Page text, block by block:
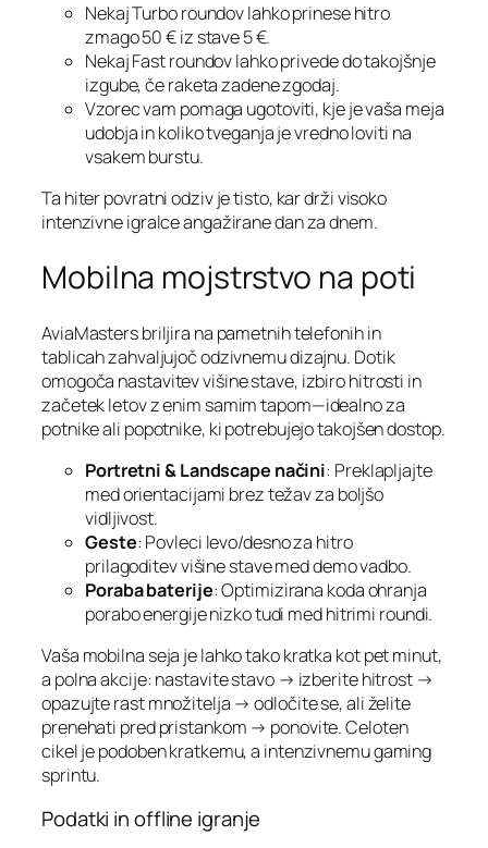
Nekaj Turbo roundov lahko prinese hitro
zmago 50 € iz stave 5 €.
Nekaj Fast roundov lahko privede do takojšnje
izgube, če raketa zadene zgodaj.
Vzorec vam pomaga ugotoviti, kje je vaša meja
udobja in koliko tveganja je vredno loviti na
vsakem burstu.
Ta hiter povratni odziv je tisto, kar drži visoko
intenzivne igralce angažirane dan za dnem.
Mobilna mojstrstvo na poti
AviaMasters briljira na pametnih telefonih in
tablicah zahvaljujoč odzivnemu dizajnu. Dotik
omogoča nastavitev višine stave, izbiro hitrosti in
začetek letov z enim samim tapom—idealno za
potnike ali popotnike, ki potrebujejo takojšen dostop.
Portretni & Landscape načini: Preklapljajte
med orientacijami brez težav za boljšo
vidljivost.
Geste: Povleci levo/desno za hitro
prilagoditev višine stave med demo vadbo.
Poraba baterije: Optimizirana koda ohranja
porabo energije nizko tudi med hitrimi roundi.
Vaša mobilna seja je lahko tako kratka kot pet minut,
a polna akcije: nastavite stavo → izberite hitrost →
opazujte rast množitelja → odločite se, ali želite
prenehati pred pristankom → ponovite. Celoten
cikel je podoben kratkemu, a intenzivnemu gaming
sprintu.
Podatki in offline igranje